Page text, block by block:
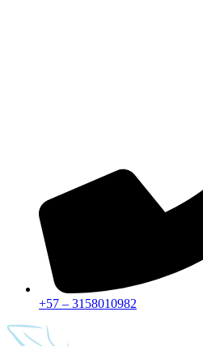
+57 – 3158010982